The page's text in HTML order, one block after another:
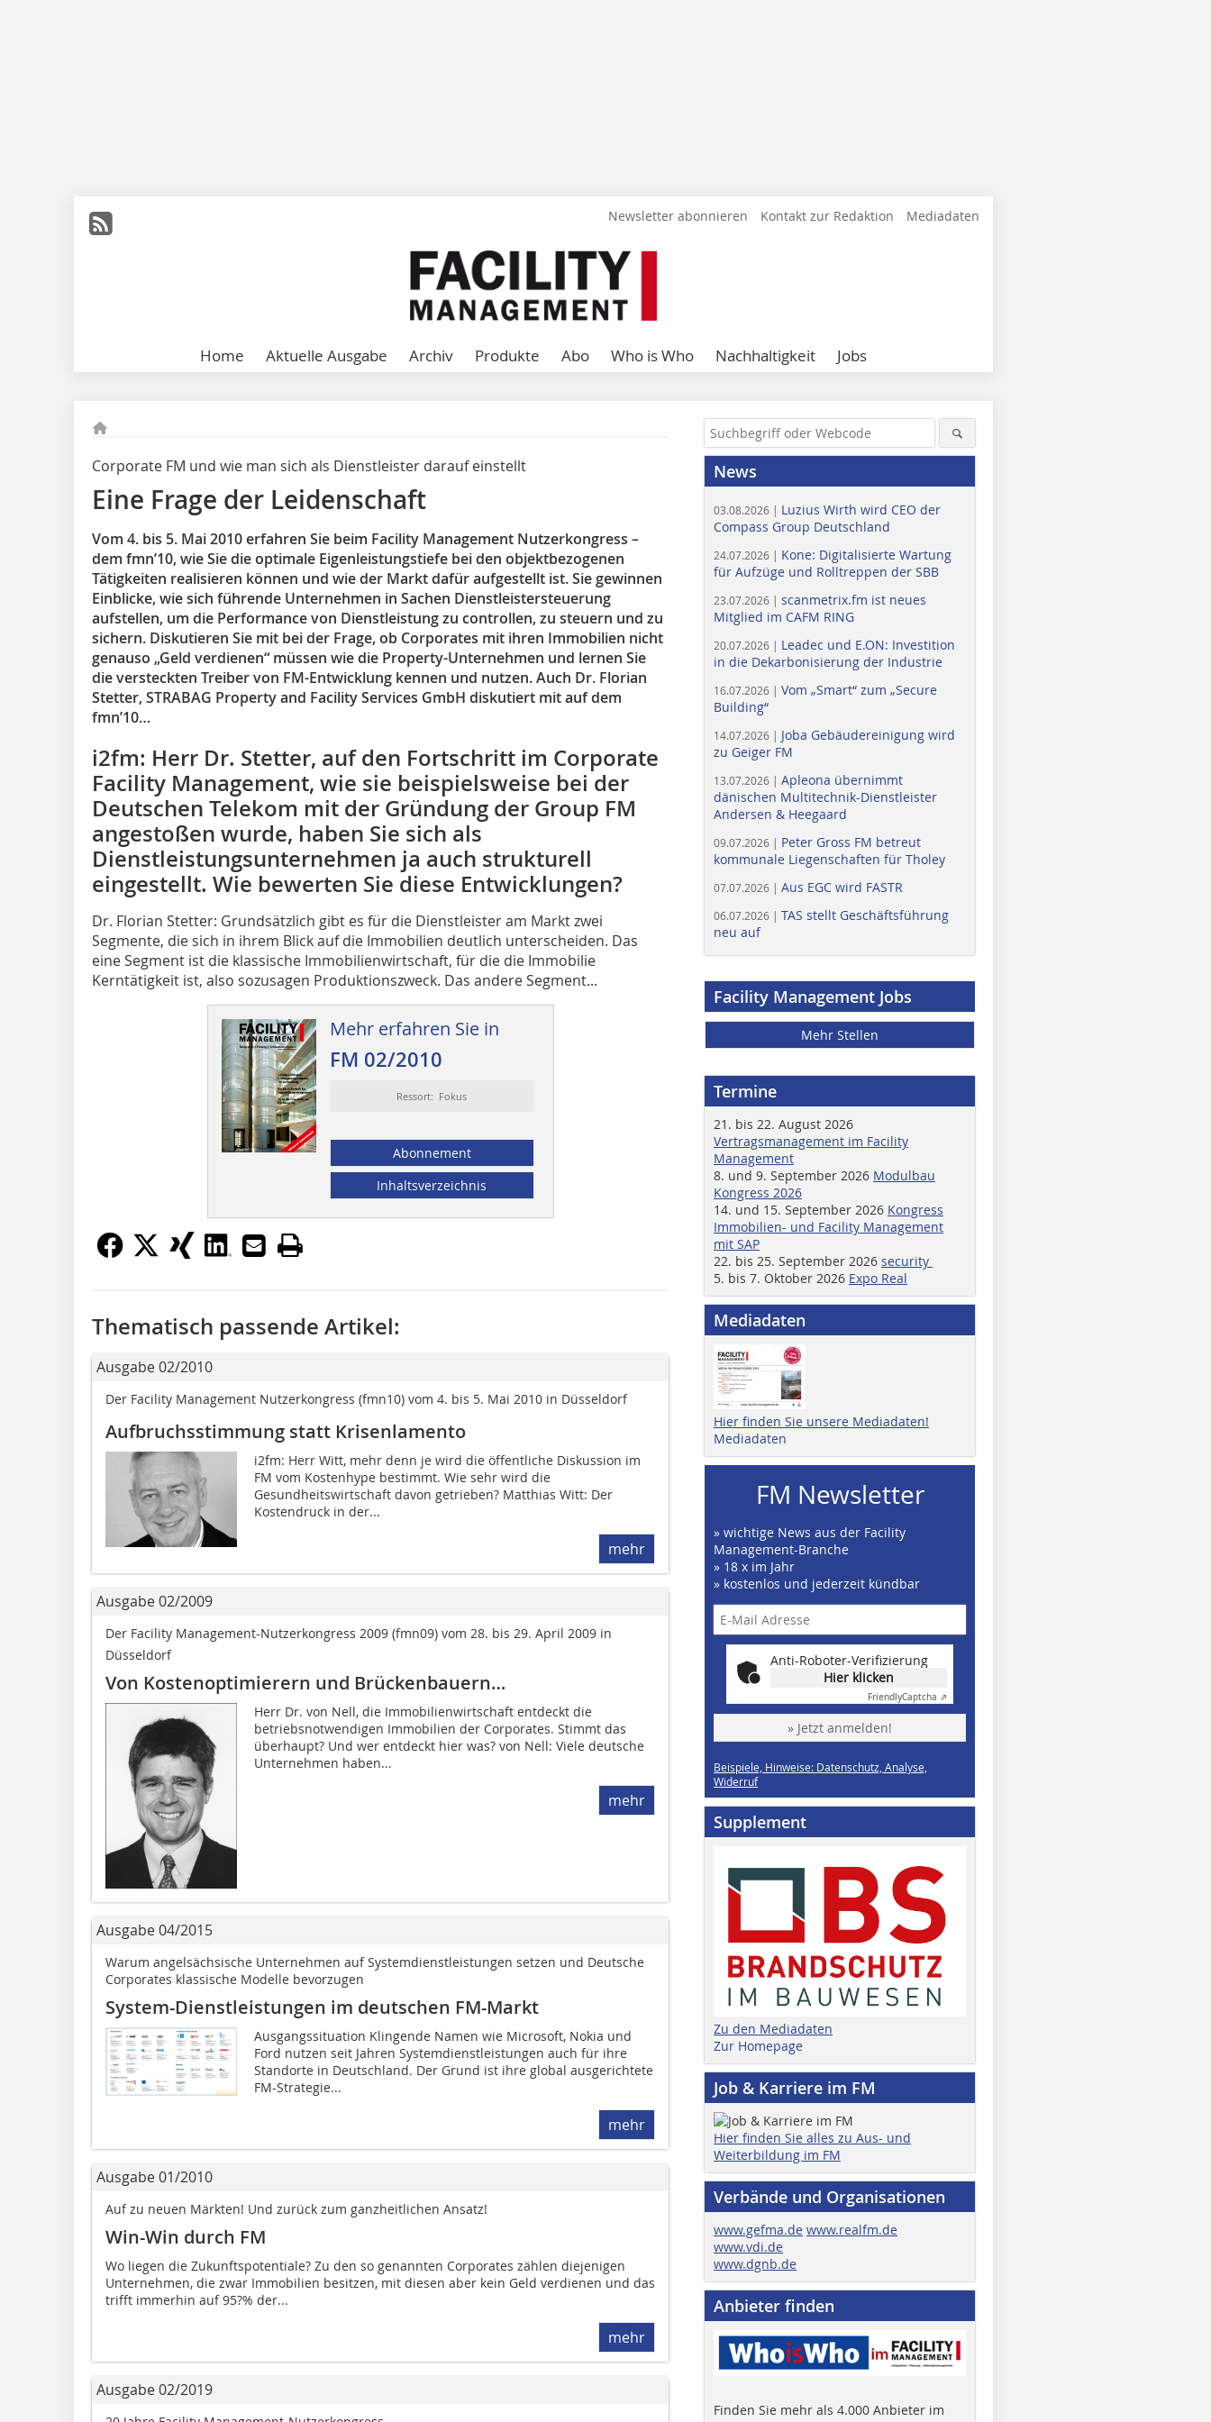
Newsletter abonnieren Kontakt zur Redaktion Mediadaten
Home Aktuelle Ausgabe Archiv Produkte Abo Who is Who Nachhaltigkeit Jobs
Corporate FM und wie man sich als Dienstleister darauf einstellt
Eine Frage der Leidenschaft
Vom 4. bis 5. Mai 2010 erfahren Sie beim Facility Management Nutzerkongress –
dem fmn’10, wie Sie die optimale Eigenleistungstiefe bei den objektbezogenen
Tätigkeiten realisieren können und wie der Markt dafür aufgestellt ist. Sie gewinnen
Einblicke, wie sich führende Unternehmen in Sachen Dienstleistersteuerung
aufstellen, um die Performance von Dienstleistung zu controllen, zu steuern und zu
sichern. Diskutieren Sie mit bei der Frage, ob Corporates mit ihren Immobilien nicht
genauso „Geld verdienen“ müssen wie die Property-Unternehmen und lernen Sie
die versteckten Treiber von FM-Entwicklung kennen und nutzen. Auch Dr. Florian
Stetter, STRABAG Property and Facility Services GmbH diskutiert mit auf dem
fmn’10…
i2fm: Herr Dr. Stetter, auf den Fortschritt im Corporate
Facility Management, wie sie beispielsweise bei der
Deutschen Telekom mit der Gründung der Group FM
angestoßen wurde, haben Sie sich als
Dienstleistungsunternehmen ja auch strukturell
eingestellt. Wie bewerten Sie diese Entwicklungen?
Dr. Florian Stetter: Grundsätzlich gibt es für die Dienstleister am Markt zwei
Segmente, die sich in ihrem Blick auf die Immobilien deutlich unterscheiden. Das
eine Segment ist die klassische Immo­bilienwirtschaft, für die die Immobilie
Kerntätigkeit ist, also sozusagen Produktionszweck. Das andere Segment...
Mehr erfahren Sie in
FM 02/2010
Ressort: Fokus
Abonnement
Inhaltsverzeichnis
Thematisch passende Artikel:
Ausgabe 02/2010
Der Facility Management Nutzerkongress (fmn10) vom 4. bis 5. Mai 2010 in Düsseldorf
Aufbruchsstimmung statt Krisenlamento
i2fm: Herr Witt, mehr denn je wird die öffentliche Diskussion im
FM vom Kostenhype bestimmt. Wie sehr wird die
Gesundheitswirtschaft davon getrieben? Matthias Witt: Der
Kostendruck in der...
mehr
Ausgabe 02/2009
Der Facility Management-Nutzerkongress 2009 (fmn09) vom 28. bis 29. April 2009 in
Düsseldorf
Von Kostenoptimierern und Brückenbauern…
Herr Dr. von Nell, die Immobi­lienwirtschaft entdeckt die
betriebsnotwendigen Immobilien der Corporates. Stimmt das
überhaupt? Und wer entdeckt hier was? von Nell: Viele deutsche
Unternehmen haben...
mehr
Ausgabe 04/2015
Warum angelsächsische Unternehmen auf Systemdienstleistungen setzen und Deutsche
Corporates klassische Modelle bevorzugen
System-Dienstleistungen im deutschen FM-Markt
Ausgangssituation Klingende Namen wie Microsoft, Nokia und
Ford nutzen seit Jahren Systemdienstleistungen auch für ihre
Standorte in Deutschland. Der Grund ist ihre global ausgerichtete
FM-Strategie...
mehr
Ausgabe 01/2010
Auf zu neuen Märkten! Und zurück zum ganzheitlichen Ansatz!
Win-Win durch FM
Wo liegen die Zukunftspotentiale? Zu den so genannten Corporates zählen diejenigen
Unternehmen, die zwar Immobilien besitzen, mit diesen aber kein Geld verdienen und das
trifft immerhin auf 95?% der...
mehr
Ausgabe 02/2019
News
03.08.2026 | Luzius Wirth wird CEO der
Compass Group Deutschland
24.07.2026 | Kone: Digitalisierte Wartung
für Aufzüge und Rolltreppen der SBB
23.07.2026 | scanmetrix.fm ist neues
Mitglied im CAFM RING
20.07.2026 | Leadec und E.ON: Investition
in die Dekarbonisierung der Industrie
16.07.2026 | Vom „Smart“ zum „Secure
Building“
14.07.2026 | Joba Gebäudereinigung wird
zu Geiger FM
13.07.2026 | Apleona übernimmt
dänischen Multitechnik-Dienstleister
Andersen & Heegaard
09.07.2026 | Peter Gross FM betreut
kommunale Liegenschaften für Tholey
07.07.2026 | Aus EGC wird FASTR
06.07.2026 | TAS stellt Geschäftsführung
neu auf
Facility Management Jobs
Mehr Stellen
Termine
21. bis 22. August 2026
Vertragsmanagement im Facility
Management
8. und 9. September 2026 Modulbau
Kongress 2026
14. und 15. September 2026 Kongress
Immobilien- und Facility Management
mit SAP
22. bis 25. September 2026 security
5. bis 7. Oktober 2026 Expo Real
Mediadaten
Hier finden Sie unsere Mediadaten!
Mediadaten
FM Newsletter
» wichtige News aus der Facility
Management-Branche
» 18 x im Jahr
» kostenlos und jederzeit kündbar
Anti-Roboter-Verifizierung
Hier klicken
FriendlyCaptcha ⇗
» Jetzt anmelden!
Beispiele, Hinweise: Datenschutz, Analyse,
Widerruf
Supplement
Zu den Mediadaten
Zur Homepage
Job & Karriere im FM
Hier finden Sie alles zu Aus- und
Weiterbildung im FM
Verbände und Organisationen
www.gefma.de www.realfm.de
www.vdi.de
www.dgnb.de
Anbieter finden
Finden Sie mehr als 4.000 Anbieter im